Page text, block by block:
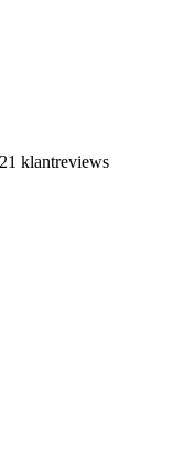
klantreviews